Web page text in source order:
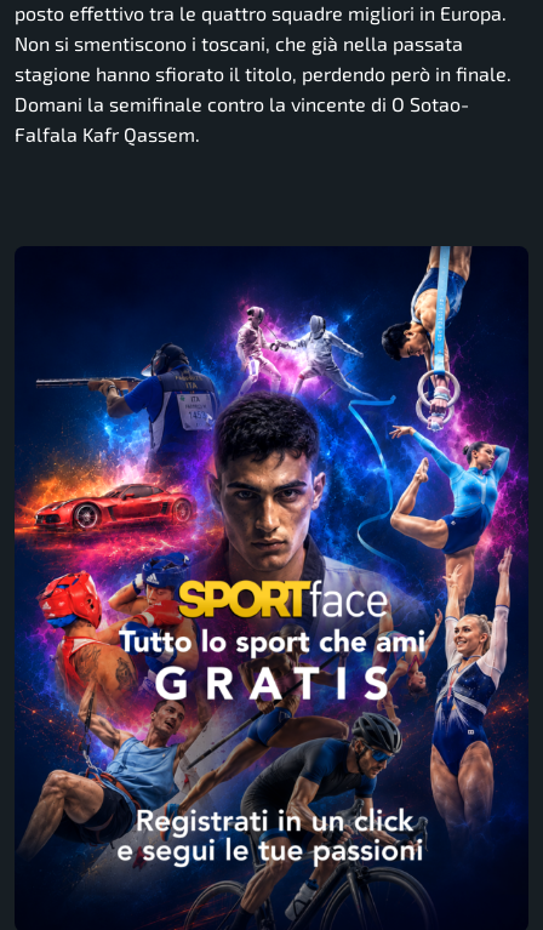
posto effettivo tra le quattro squadre migliori in Europa.
Non si smentiscono i toscani, che già nella passata
stagione hanno sfiorato il titolo, perdendo però in finale.
Domani la semifinale contro la vincente di O Sotao-
Falfala Kafr Qassem.